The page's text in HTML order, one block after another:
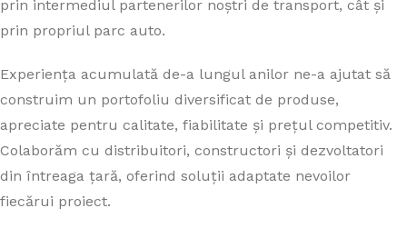
prin intermediul partenerilor noștri de transport, cât și
prin propriul parc auto.
Experiența acumulată de-a lungul anilor ne-a ajutat să
construim un portofoliu diversificat de produse,
apreciate pentru calitate, fiabilitate și prețul competitiv.
Colaborăm cu distribuitori, constructori și dezvoltatori
din întreaga țară, oferind soluții adaptate nevoilor
fiecărui proiect.